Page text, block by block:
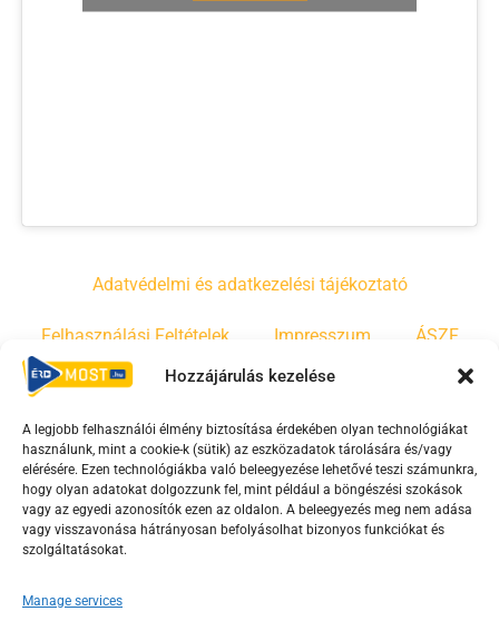
Hozzájárulás kezelése
A legjobb felhasználói élmény biztosítása érdekében olyan technológiákat
használunk, mint a cookie-k (sütik) az eszközadatok tárolására és/vagy
elérésére. Ezen technológiákba való beleegyezése lehetővé teszi számunkra,
hogy olyan adatokat dolgozzunk fel, mint például a böngészési szokások
vagy az egyedi azonosítók ezen az oldalon. A beleegyezés meg nem adása
vagy visszavonása hátrányosan befolyásolhat bizonyos funkciókat és
szolgáltatásokat.
Manage services
Adatvédelmi és adatkezelési tájékoztató
Felhasználási Feltételek Impresszum ÁSZF
Irányelvek Moderálási szabályzat
F
a
c
e
o
Y
o
u
t
b
T
i
k